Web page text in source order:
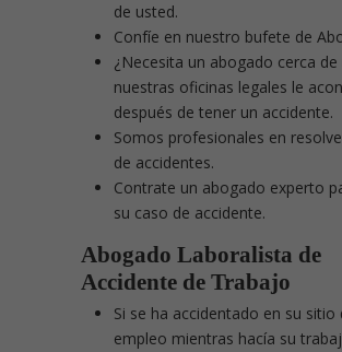
de usted.
Confíe en nuestro bufete de
¿Necesita un abogado cerca de
nuestras oficinas legales le
después de tener un accidente.
Somos profesionales en
de accidentes.
Contrate un abogado experto
su caso de accidente.
Abogado Laboralista de
Accidente de Trabajo
Si se ha accidentado en su sitio
empleo mientras hacía su